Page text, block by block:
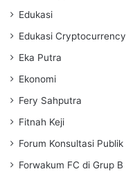
Edukasi
Edukasi Cryptocurrency
Eka Putra
Ekonomi
Fery Sahputra
Fitnah Keji
Forum Konsultasi Publik
Forwakum FC di Grup B